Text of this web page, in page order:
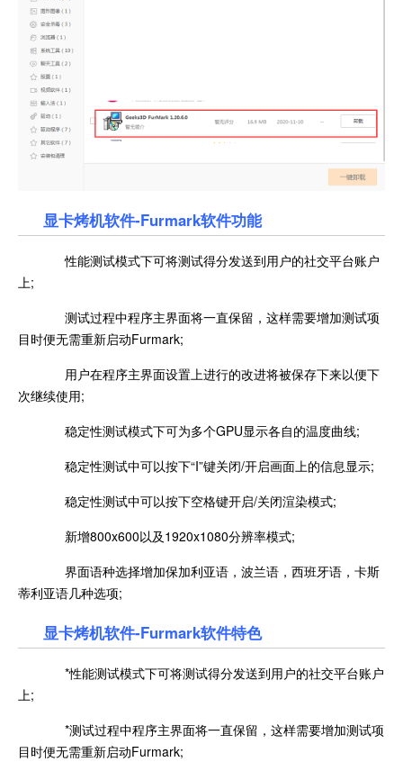
显卡烤机软件-Furmark软件功能
性能测试模式下可将测试得分发送到用户的社交平台账户
上;
测试过程中程序主界面将一直保留，这样需要增加测试项
目时便无需重新启动Furmark;
用户在程序主界面设置上进行的改进将被保存下来以便下
次继续使用;
稳定性测试模式下可为多个GPU显示各自的温度曲线;
稳定性测试中可以按下“I”键关闭/开启画面上的信息显示;
稳定性测试中可以按下空格键开启/关闭渲染模式;
新增800x600以及1920x1080分辨率模式;
界面语种选择增加保加利亚语，波兰语，西班牙语，卡斯
蒂利亚语几种选项;
显卡烤机软件-Furmark软件特色
*性能测试模式下可将测试得分发送到用户的社交平台账户
上;
*测试过程中程序主界面将一直保留，这样需要增加测试项
目时便无需重新启动Furmark;